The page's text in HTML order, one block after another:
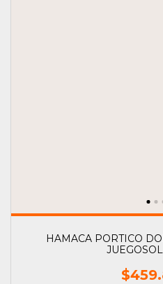
HAMACA PORTICO